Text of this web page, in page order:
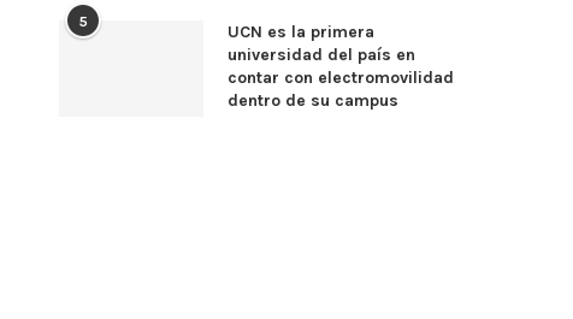
5
UCN es la primera
universidad del país en
contar con electromovilidad
dentro de su campus